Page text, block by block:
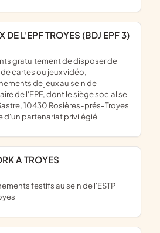
DE L'EPF TROYES (BDJ EPF 3)
cartes ou jeux vidéo,
de jeux au sein de
de l'EPF, dont le siège social se
10430 Rosières-prés-Troyes
d'un partenariat privilégié
A TROYES